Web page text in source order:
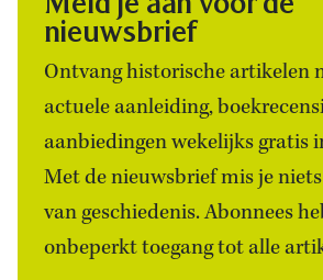
nieuwsbrief
Ontvang historische artikelen
actuele aanleiding,
aanbiedingen wekelijks gratis
Met de nieuwsbrief mis je
van geschiedenis. Abonnees
onbeperkt toegang tot alle